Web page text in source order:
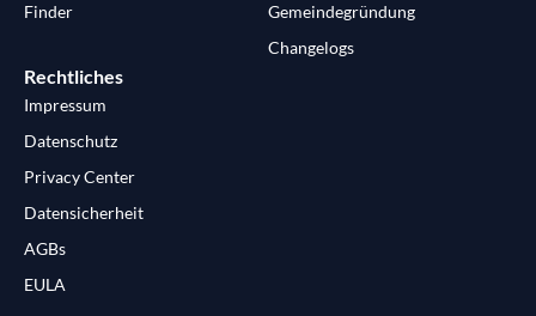
Finder
Gemeindegründung
Changelogs
Rechtliches
Impressum
Datenschutz
Privacy Center
Datensicherheit
AGBs
EULA